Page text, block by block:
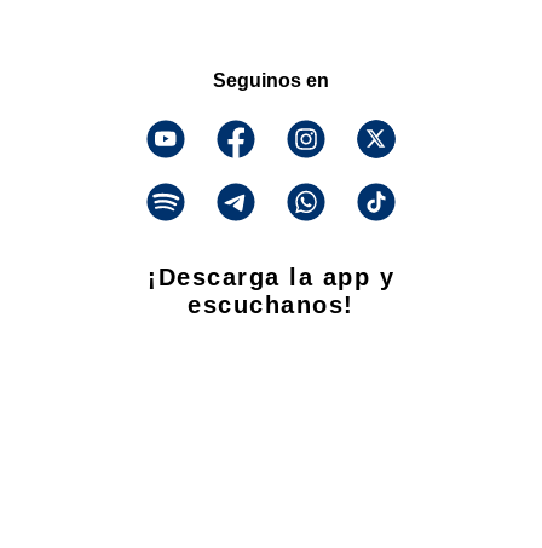
Seguinos en
¡Descarga la app y
escuchanos!